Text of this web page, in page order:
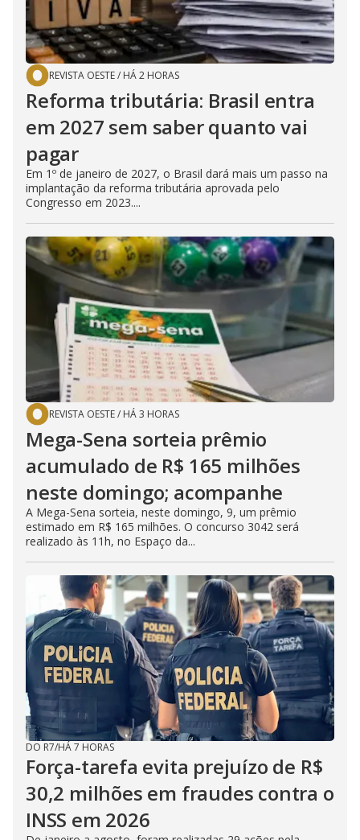
REVISTA OESTE/ HÁ 2 HORAS
Reforma tributária: Brasil entra
em 2027 sem saber quanto vai
pagar
Em 1º de janeiro de 2027, o Brasil dará mais um passo na
implantação da reforma tributária aprovada pelo
Congresso em 2023....
REVISTA OESTE/ HÁ 3 HORAS
Mega-Sena sorteia prêmio
acumulado de R$ 165 milhões
neste domingo; acompanhe
A Mega-Sena sorteia, neste domingo, 9, um prêmio
estimado em R$ 165 milhões. O concurso 3042 será
realizado às 11h, no Espaço da...
DO R7/HÁ 7 HORAS
Força-tarefa evita prejuízo de R$
30,2 milhões em fraudes contra o
INSS em 2026